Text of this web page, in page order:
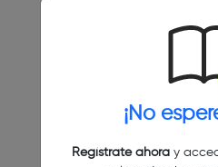
¡No
Regístrate ahoray